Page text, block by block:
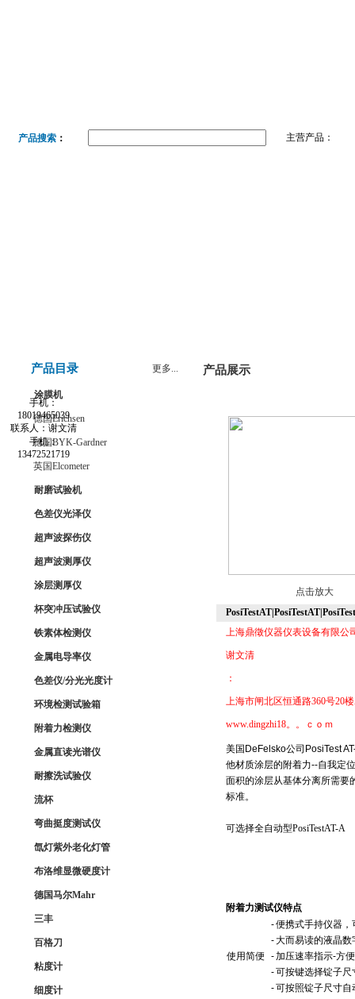
产品搜索 ： 主营产品：
手机：
18019465039
联系人：谢文清
手机：
13472521719
产品目录 更多...
涂膜机
德国Erichsen
德国BYK-Gardner
英国Elcometer
耐磨试验机
色差仪光泽仪
超声波探伤仪
超声波测厚仪
涂层测厚仪
杯突冲压试验仪
铁素体检测仪
金属电导率仪
色差仪/分光光度计
环境检测试验箱
附着力检测仪
金属直读光谱仪
耐擦洗试验仪
流杯
弯曲挺度测试仪
氙灯紫外老化灯管
布洛维显微硬度计
德国马尔Mahr
三丰
百格刀
粘度计
细度计
产品展示
点击放大
上海鼎徵仪器仪表设备有限公
谢文清
：
上海市闸北区恒通路360号20
www.dingzhi18。。ｃｏｍ
美国DeFelsko公司PosiTest
他材质涂层的附着力--自我定
面积的涂层从基体分离所需要
标准。
可选择全自动型PosiTestAT-A
附着力测试仪特点
使用简便
-
-
-
-
-
便携式手持仪器
大而易读的液晶数
加压速率指示-方
可按键选择锭子尺
可按照锭子尺寸自